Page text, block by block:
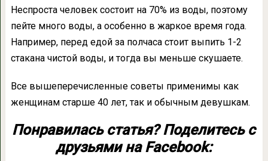
Неспроста человек состоит на 70% из воды, поэтому
пейте много воды, а особенно в жаркое время года.
Например, перед едой за полчаса стоит выпить 1-2
стакана чистой воды, и тогда вы меньше скушаете.
Все вышеперечисленные советы применимы как
женщинам старше 40 лет, так и обычным девушкам.
Понравилась статья? Поделитесь с
друзьями на Facebook: